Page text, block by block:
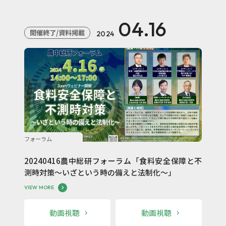
開催終了/資料掲載 2024 04.16
フォーラム
20240416農中総研フォーラム「食料安全保障と不
測時対策～いざという時の備えと法制化～」
VIEW MORE
動画視聴 動画視聴